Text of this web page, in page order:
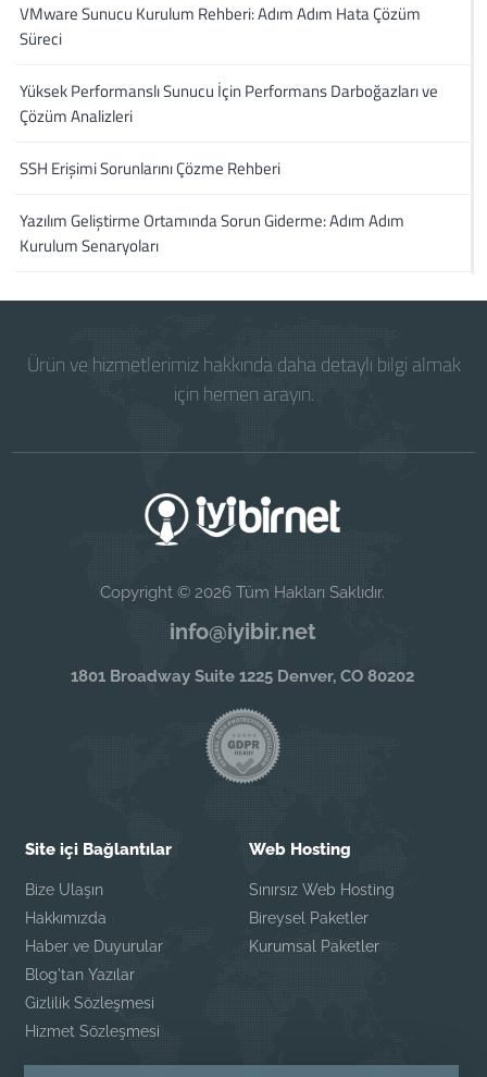
VMware Sunucu Kurulum Rehberi: Adım Adım Hata Çözüm
Süreci
Yüksek Performanslı Sunucu İçin Performans Darboğazları ve
Çözüm Analizleri
SSH Erişimi Sorunlarını Çözme Rehberi
Yazılım Geliştirme Ortamında Sorun Giderme: Adım Adım
Kurulum Senaryoları
Ürün ve hizmetlerimiz hakkında daha detaylı bilgi almak
için hemen arayın.
Copyright © 2026 Tüm Hakları Saklıdır.
info@iyibir.net
1801 Broadway Suite 1225 Denver, CO 80202
Site içi Bağlantılar
Bize Ulaşın
Hakkımızda
Haber ve Duyurular
Blog'tan Yazılar
Gizlilik Sözleşmesi
Hizmet Sözleşmesi
Web Hosting
Sınırsız Web Hosting
Bireysel Paketler
Kurumsal Paketler